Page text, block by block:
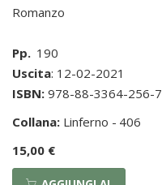
Romanzo
Pp. 190
Uscita: 12-02-2021
ISBN: 978-88-3364-256-7
Collana: Linferno - 406
15,00 €